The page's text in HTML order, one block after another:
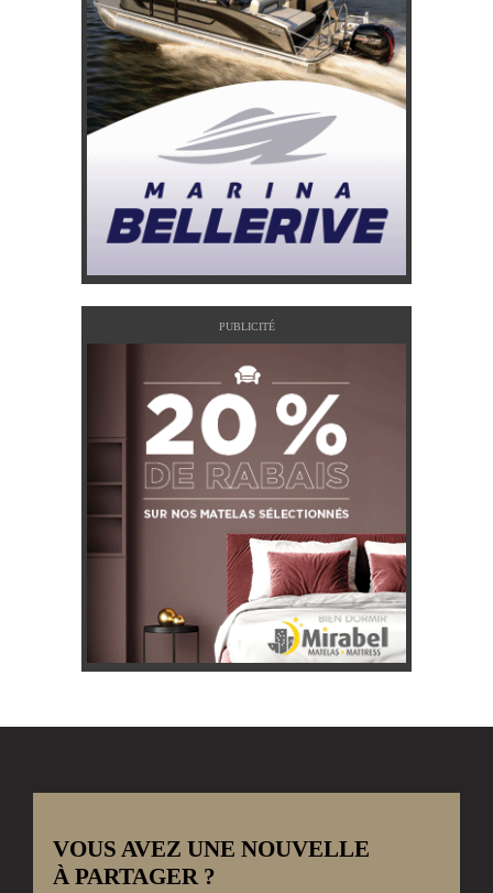
PUBLICITÉ
VOUS AVEZ UNE NOUVELLE
À PARTAGER ?